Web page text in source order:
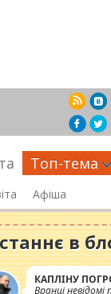
Топ-тема
Афіша
в
КАПЛІНУ
Вранці